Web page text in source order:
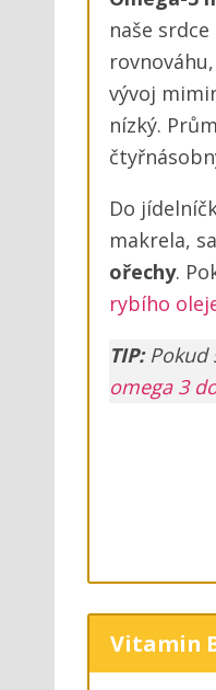
naše
vývoj
nízký.
Do
makrela,
ořechy.
rybího
TIP: Pokud
omega 3
Vitamin